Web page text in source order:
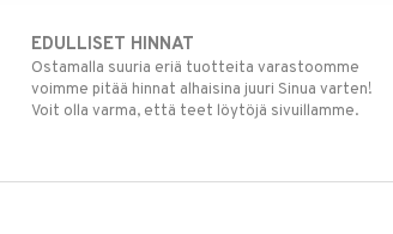
EDULLISET HINNAT
Ostamalla suuria eriä tuotteita varastoomme
voimme pitää hinnat alhaisina juuri Sinua varten!
Voit olla varma, että teet löytöjä sivuillamme.